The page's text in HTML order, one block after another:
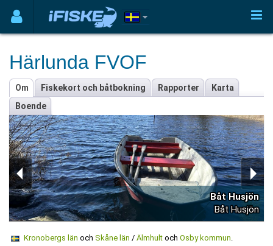
Härlunda FVOF
Om Fiskekort och båtbokning Rapporter
Karta
Boende
Båt Husjön
Båt Husjön
Kronobergs län och Skåne län / Älmhultoch Osby kommun.